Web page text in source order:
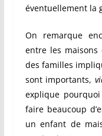
éventuellement la
On remarque
entre les
des familles
sont importants,
explique
faire beaucoup
un enfant de